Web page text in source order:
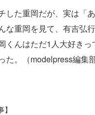
した重岡だが、実は「
な重岡を見て、有吉弘
くんはただ1人大好き
た。（modelpress編集部